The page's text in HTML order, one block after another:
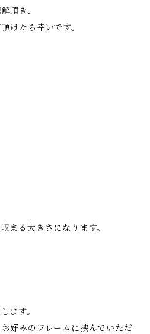
頂き、
けたら幸いです。
まる大きさになります。
ます。
好みのフレームに挟んでいただ